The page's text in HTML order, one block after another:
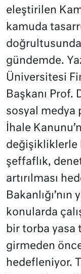
eleştirilen
kamuda
gündemde.
Üniversitesi
Başkanı Prof.
sosyal medya
İhale
değişikliklerle
şeffaflık,
artırılması
konularda
bir torba
girmeden
hedefleniyor.